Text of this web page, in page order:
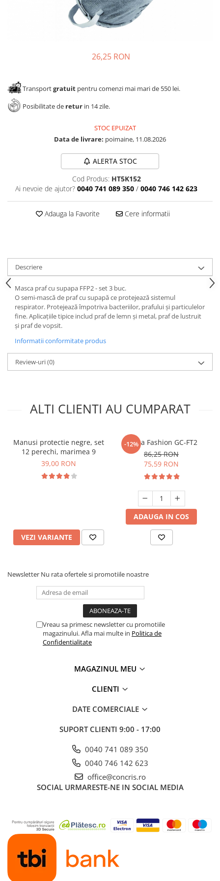
Solutii de curatat & adezivi
26,25 RON
Transportgratuit pentru comenzi mai mari de 550 lei.
Posibilitate de retur in 14 zile.
STOC EPUIZAT
Data de livrare: poimaine, 11.08.2026
ALERTA STOC
Cod Produs: HT5K152
Ai nevoie de ajutor? 0040 741 089 350 / 0040 746 142 623
Adauga la Favorite Cere informatii
Descriere
Masca praf cu supapa FFP2 - set 3 buc.
O semi-mască de praf cu supapă ce protejează sistemul
respirator. Protejează împotriva bacteriilor, prafului și particulelor
fine. Aplicațiile tipice includ praf de lemn și metal, praf de lustruit
și praf de vopsit.
Informatii conformitate produs
Review-uri(0)
ALTI CLIENTI AU CUMPARAT
Manusi protectie negre, set
12 perechi, marimea 9
39,00 RON
VEZI VARIANTE
-12%
Sapca Fashion GC-FT2
86,25 RON
75,59 RON
ADAUGA IN COS
Newsletter Nu rata ofertele si promotiile noastre
Vreau sa primesc newsletter cu promotiile
magazinului. Afla mai multe in Politica de
Confidentialitate
MAGAZINUL MEU
CLIENTI
DATE COMERCIALE
SUPORT CLIENTI 9:00 - 17:00
0040 741 089 350
0040 746 142 623
office@concris.ro
SOCIAL URMARESTE-NE IN SOCIAL MEDIA